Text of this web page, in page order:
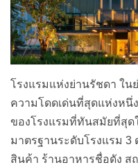
ง่าย มีสไตล์ มีรูปภาพศิลป
ของไทย ที่ประดับอยู่บนผนั
คุณภาพ พร้อมด้วยบริการ
ภายในห้องไว้ให้อย่างคร
การเข้าพัก เพื่อให้คุณได้ใ
สบาย นอกจากนี้ยังมี
พร้อมกับเครื่องดื่มหลากหล
กับเพื่อนหรือครอบครัว แ
สำหรับท่านที่ต้องการจัดสั